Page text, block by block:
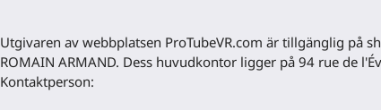
Utgivaren av webbplatsen ProTubeVR.com är tillgänglig på
ROMAIN ARMAND. Dess huvudkontor ligger på 94 rue de
Kontaktperson: